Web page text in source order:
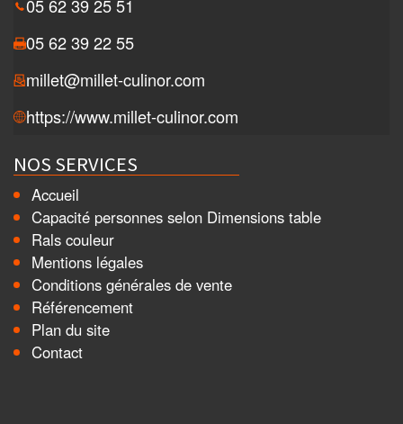
05 62 39 25 51
05 62 39 22 55
millet@millet-culinor.com
https://www.millet-culinor.com
NOS SERVICES
Accueil
Capacité personnes selon Dimensions table
Rals couleur
Mentions légales
Conditions générales de vente
Référencement
Plan du site
Contact